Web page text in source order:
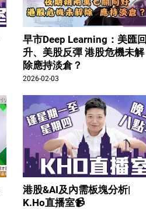
早市Deep Learning：美匯回
升、美股反彈 港股危機未解
除應持淡倉？
2026-02-03
港股&AI及內需板塊分析|
K.Ho直播室📹